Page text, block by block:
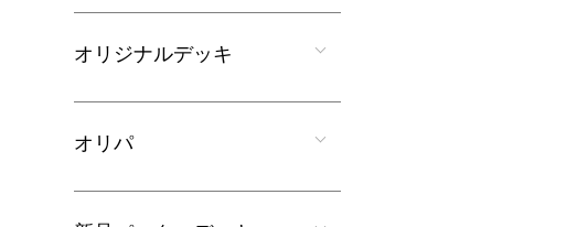
オリジナルデッキ
オリパ